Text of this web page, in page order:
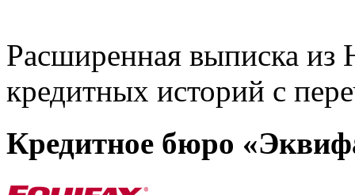
Расширенная выписка из
кредитных историй с
Кредитное бюро